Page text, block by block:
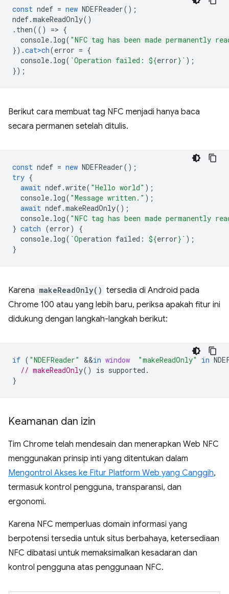
const ndef = new NDEFReader();
ndef.makeReadOnly()
. then(() => {
console. log( "NFC tag has been made permanently
}).cat>ch(error = {
console. log( `Operation failed: ${error} ` );
});
Berikut cara membuat tag NFC menjadi hanya baca
secara permanen setelah ditulis.
const ndef = new NDEFReader();
try {
await ndef.write( "Hello world" );
console. log( "Message written." );
await ndef.makeReadOnly();
console. log( "NFC tag has been made
} catch (error)
{
console. log( `Operation failed: ${error} ` );
}
Karena makeReadOnly() tersedia di Android pada
Chrome 100 atau yang lebih baru, periksa apakah fitur ini
didukung dengan langkah-langkah berikut:
if ( "NDEFReader" &&in window "makeReadOnly" in
// makeReadOnl
}
Keamanan dan izin
Tim Chrome telah mendesain dan menerapkan Web NFC
menggunakan prinsip inti yang ditentukan dalam
Mengontrol Akses ke Fitur Platform Web yang Canggih,
termasuk kontrol pengguna, transparansi, dan
ergonomi.
Karena NFC memperluas domain informasi yang
berpotensi tersedia untuk situs berbahaya, ketersediaan
NFC dibatasi untuk memaksimalkan kesadaran dan
kontrol pengguna atas penggunaan NFC.